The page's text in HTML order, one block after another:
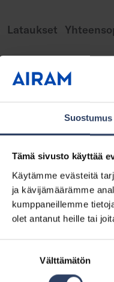
Suostumus
Tämä sivusto käyttää
Käytämme evästeitä
ja kävijämäärämme
kumppaneillemme
olet antanut heille tai
Välttämätön
Lataukset